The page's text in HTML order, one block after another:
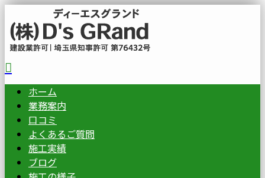
ホーム
業務案内
口コミ
よくあるご質問
施工実績
ブログ